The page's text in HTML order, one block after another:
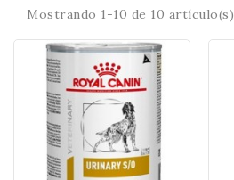
Mostrando 1-10 de 10 artículo(s)